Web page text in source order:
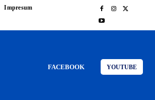
Impresum
FACEBOOK YOUTUBE